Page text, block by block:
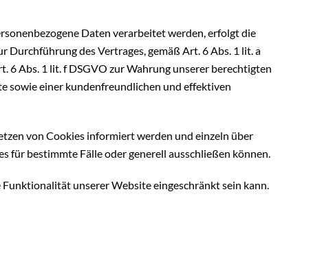
Daten verarbeitet werden, erfolgt die
Durchführung des Vertrages, gemäß Art. 6 Abs. 1 lit. a
6 Abs. 1 lit. f DSGVO zur Wahrung unserer berechtigten
sowie einer kundenfreundlichen und effektiven
von Cookies informiert werden und einzeln über
für bestimmte Fälle oder generell ausschließen können.
unserer Website eingeschränkt sein kann.